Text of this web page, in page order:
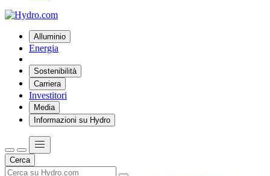
Alluminio
Energia
Sostenibilità
Carriera
Investitori
Media
Informazioni su Hydro
Cerca